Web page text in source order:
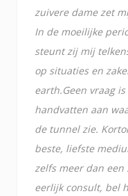
zuivere dame zet
In de moeilijke
steunt zij mij
op situaties en
earth.Geen vraag
handvatten aan
de tunnel zie.
beste, liefste
zelfs meer dan een
eerlijk consult, bel